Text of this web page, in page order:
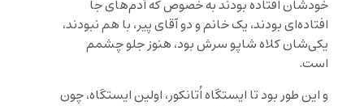
خودشان افتاده بودند به خصوص که آدم‌های جا
افتاده‌ای بودند، یک خانم و دو آقای پیر، با هم نبودند،
یکی‌شان کلاه شاپو سرش بود، هنوز جلو چشمم‌
است.
و این طور بود تا ایستگاه اُتانکور، اولین ایستگاه، چون